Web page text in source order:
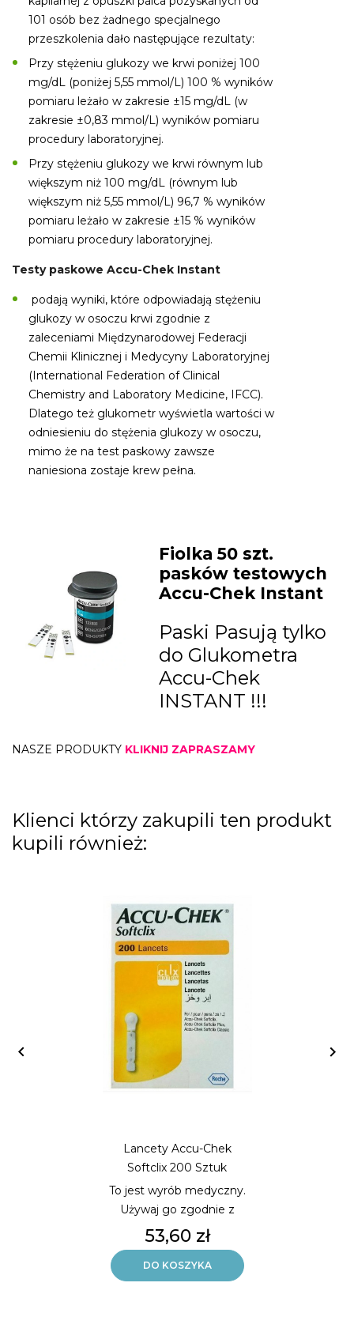
101 osób bez żadnego specjalnego
przeszkolenia dało następujące rezultaty:
Przy stężeniu glukozy we krwi poniżej 100
mg/dL (poniżej 5,55 mmol/L) 100 % wyników
pomiaru leżało w zakresie ±15 mg/dL (w
zakresie ±0,83 mmol/L) wyników pomiaru
procedury laboratoryjnej.
Przy stężeniu glukozy we krwi równym lub
większym niż 100 mg/dL (równym lub
większym niż 5,55 mmol/L) 96,7 % wyników
pomiaru leżało w zakresie ±15 % wyników
pomiaru procedury laboratoryjnej.
Testy paskowe Accu-Chek Instant
podają wyniki, które odpowiadają stężeniu
glukozy w osoczu krwi zgodnie z
zaleceniami Międzynarodowej Federacji
Chemii Klinicznej i Medycyny Laboratoryjnej
(International Federation of Clinical
Chemistry and Laboratory Medicine, IFCC).
Dlatego też glukometr wyświetla wartości w
odniesieniu do stężenia glukozy w osoczu,
mimo że na test paskowy zawsze
naniesiona zostaje krew pełna.
Fiolka 50 szt.
pasków testowych
Accu-Chek Instant
Paski Pasują tylko
do Glukometra
Accu-Chek
INSTANT !!!
NASZE PRODUKTY KLIKNIJ ZAPRASZAMY
Klienci którzy zakupili ten produkt
kupili również:
Lancety Accu-Chek
Softclix 200 Sztuk
To jest wyrób medyczny.
Używaj go zgodnie z
instrukcją używania lub
etykietą.
Delikatne i bezbolesne
pobieranie krwi.
Cena
53,60 zł
DO KOSZYKA
 